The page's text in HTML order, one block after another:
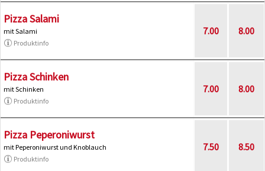
Pizza Salami
mit Salami
Produktinfo
7.00 8.00
Pizza Schinken
mit Schinken
Produktinfo
7.00 8.00
Pizza Peperoniwurst
mit Peperoniwurst und Knoblauch
Produktinfo
7.50 8.50